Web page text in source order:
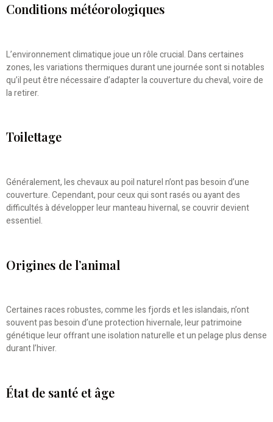
Conditions météorologiques
L’environnement climatique joue un rôle crucial. Dans certaines
zones, les variations thermiques durant une journée sont si notables
qu’il peut être nécessaire d’adapter la couverture du cheval, voire de
la retirer.
Toilettage
Généralement, les chevaux au poil naturel n’ont pas besoin d’une
couverture. Cependant, pour ceux qui sont rasés ou ayant des
difficultés à développer leur manteau hivernal, se couvrir devient
essentiel.
Origines de l’animal
Certaines races robustes, comme les fjords et les islandais, n’ont
souvent pas besoin d’une protection hivernale, leur patrimoine
génétique leur offrant une isolation naturelle et un pelage plus dense
durant l’hiver.
État de santé et âge